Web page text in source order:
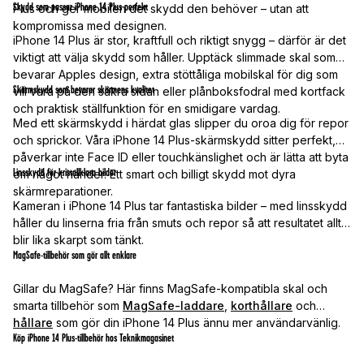
Plus och ger mobilen det skydd den behöver – utan att
kompromissa med designen.
Skydd som passar iPhone 14 Plus perfekt
iPhone 14 Plus är stor, kraftfull och riktigt snygg – därför är det
viktigt att välja skydd som håller. Upptäck slimmade skal som
bevarar Apples design, extra stöttåliga mobilskal för dig som
vill vara på den säkra sidan eller plånboksfodral med kortfack
och praktisk ställfunktion för en smidigare vardag.
Skärmskydd som bevarar skärmens kvalitet
Med ett skärmskydd i härdat glas slipper du oroa dig för repor
och sprickor. Våra iPhone 14 Plus-skärmskydd sitter perfekt,
påverkar inte Face ID eller touchkänslighet och är lätta att byta
om något händer. Ett smart och billigt skydd mot dyra
skärmreparationer.
Linsskydd för kristallklara bilder
Kameran i iPhone 14 Plus tar fantastiska bilder – med linsskydd
håller du linserna fria från smuts och repor så att resultatet alltid
blir lika skarpt som tänkt.
MagSafe-tillbehör som gör allt enklare
Gillar du MagSafe? Här finns MagSafe-kompatibla skal och
smarta tillbehör som MagSafe-laddare korthållare och
hållare som gör din iPhone 14 Plus ännu mer användarvänlig.
Köp iPhone 14 Plus-tillbehör hos Teknikmagasinet